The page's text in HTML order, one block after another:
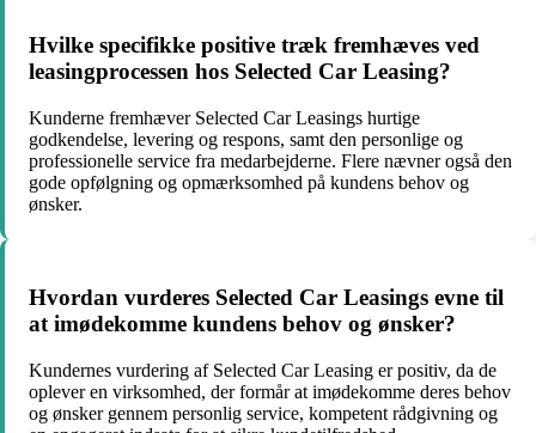
Hvilke specifikke positive træk fremhæves ved
leasingprocessen hos Selected Car Leasing?
Kunderne fremhæver Selected Car Leasings hurtige
godkendelse, levering og respons, samt den personlige og
professionelle service fra medarbejderne. Flere nævner også den
gode opfølgning og opmærksomhed på kundens behov og
ønsker.
Hvordan vurderes Selected Car Leasings evne til
at imødekomme kundens behov og ønsker?
Kundernes vurdering af Selected Car Leasing er positiv, da de
oplever en virksomhed, der formår at imødekomme deres behov
og ønsker gennem personlig service, kompetent rådgivning og